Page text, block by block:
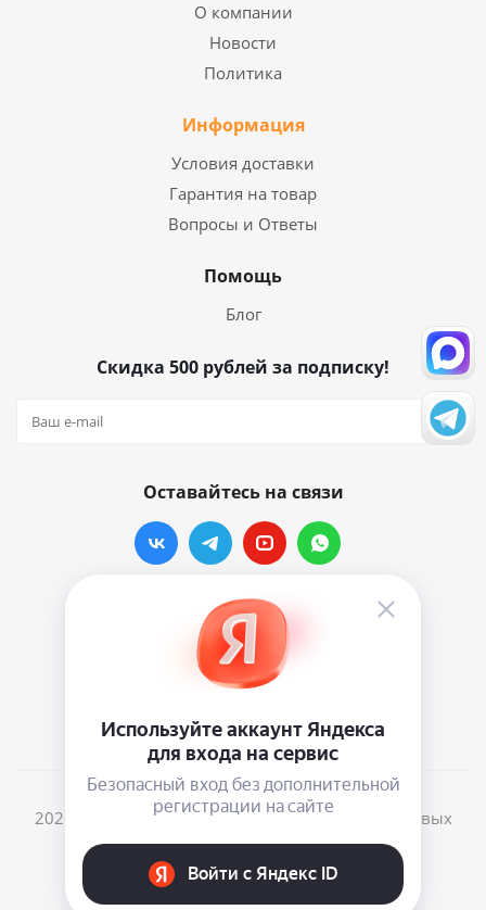
О компании
Новости
Политика
Информация
Условия доставки
Гарантия на товар
Вопросы и Ответы
Помощь
Блог
Скидка 500 рублей за подписку!
Оставайтесь на связи
Наши контакты
info@vinylmarkt.ru
2026 © Винилмаркт - интернет-магазин виниловых
пластинок